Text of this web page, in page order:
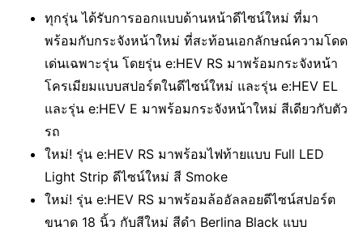
ทุกรุ่น ได้รับการออกแบบด้านหน้าดีไซน์ใหม่ ที่มา
พร้อมกับกระจังหน้าใหม่ ที่สะท้อนเอกลักษณ์ความโดด
เด่นเฉพาะรุ่น โดยรุ่น e:HEV RS มาพร้อมกระจังหน้า
โครเมียมแบบสปอร์ตในดีไซน์ใหม่ และรุ่น e:HEV EL
และรุ่น e:HEV E มาพร้อมกระจังหน้าใหม่ สีเดียวกับตัว
รถ
ใหม่! รุ่น e:HEV RS มาพร้อมไฟท้ายแบบ Full LED
Light Strip ดีไซน์ใหม่ สี Smoke
ใหม่! รุ่น e:HEV RS มาพร้อมล้ออัลลอยดีไซน์สปอร์ต
ขนาด 18 นิ้ว กับสีใหม่ สีดำ Berlina Black แบบ